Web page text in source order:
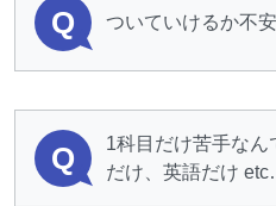
Q ついていけるか不
Q
1科目だけ苦手な
だけ、英語だけ